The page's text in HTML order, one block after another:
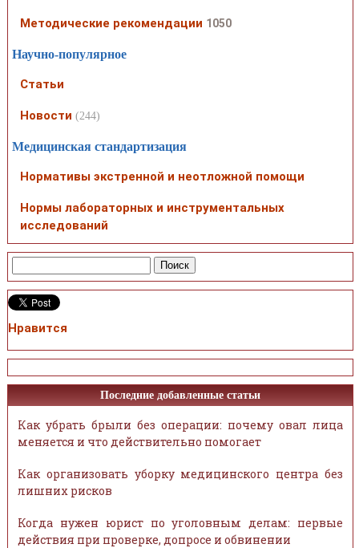
Методические рекомендации 1050
Научно-популярное
Статьи
Новости (244)
Медицинская стандартизация
Нормативы экстренной и неотложной помощи
Нормы лабораторных и инструментальных
исследований
Нравится
Последние добавленные статьи
Как убрать брыли без операции: почему овал лица
меняется и что действительно помогает
Как организовать уборку медицинского центра без
лишних рисков
Когда нужен юрист по уголовным делам: первые
действия при проверке, допросе и обвинении